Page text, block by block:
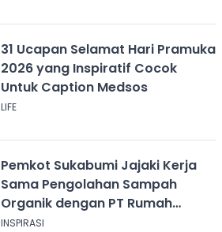
31 Ucapan Selamat Hari Pramuka
2026 yang Inspiratif Cocok
Untuk Caption Medsos
LIFE
Pemkot Sukabumi Jajaki Kerja
Sama Pengolahan Sampah
Organik dengan PT Rumah
Magot Selabintana
INSPIRASI